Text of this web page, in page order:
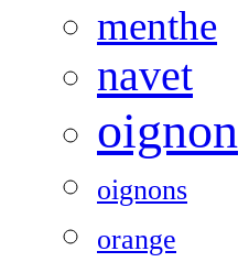
menthe
navet
oignon
oignons
orange